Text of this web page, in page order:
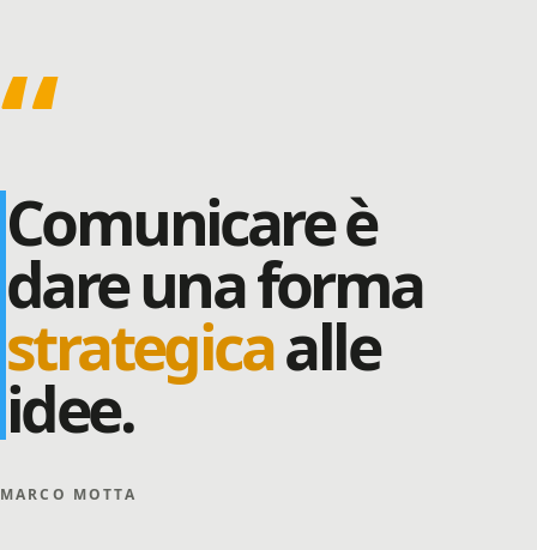
“
Comunicareè
dareunaforma
strategicaalle
idee.
MARCO MOTTA